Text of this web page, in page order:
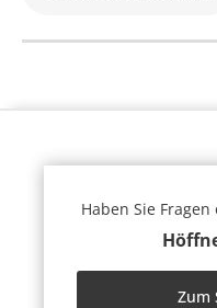
Haben Sie
Zum